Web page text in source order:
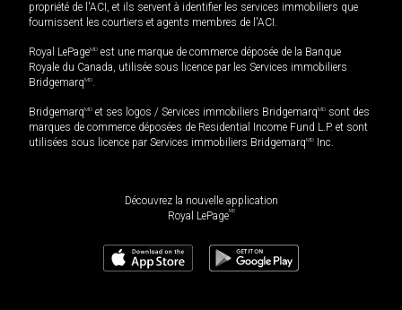
propriété de l'ACI, et ils servent à identifier les services immobiliers que
fournissent les courtiers et agents membres de l'ACI.
Royal LePageMD est une marque de commerce déposée de la Banque
Royale du Canada, utilisée sous licence par les Services immobiliers
BridgemarqMD.
BridgemarqMD et ses logos / Services immobiliers BridgemarqMD sont des
marques de commerce déposées de Residential Income Fund L.P. et sont
utilisées sous licence par Services immobiliers BridgemarqMD Inc.
Découvrez la nouvelle application
Royal LePageMD